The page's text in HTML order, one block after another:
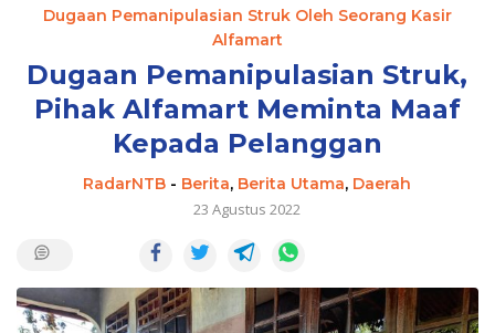
Dugaan Pemanipulasian Struk Oleh Seorang Kasir
Alfamart
Dugaan Pemanipulasian Struk,
Pihak Alfamart Meminta Maaf
Kepada Pelanggan
RadarNTB - Berita, Berita Utama, Daerah
23 Agustus 2022